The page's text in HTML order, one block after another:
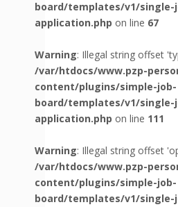
board/templates/v1/single-
application.php on line 67
Warning: Illegal string offset
/var/htdocs/www.pzp-
content/plugins/simple-job-
board/templates/v1/single-
application.php on line 111
Warning: Illegal string offset
/var/htdocs/www.pzp-
content/plugins/simple-job-
board/templates/v1/single-